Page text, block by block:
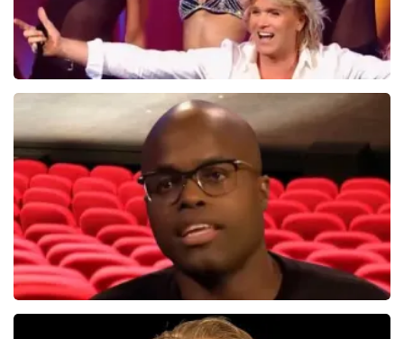
Hans Klok
314+ reviews
BEKIJKEN
Jandino Asporaat